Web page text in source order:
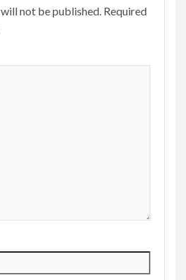
not be published. Required